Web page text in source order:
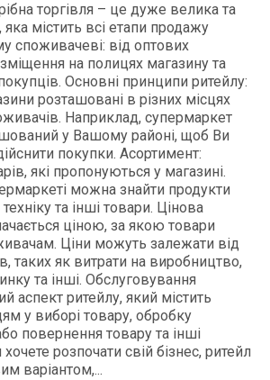
торгівля – це дуже велика та
містить всі етапи продажу
споживачеві: від оптових
на полицях магазину та
Основні принципи ритейлу:
розташовані в різних місцях
Наприклад, супермаркет
у Вашому районі, щоб Ви
покупки. Асортимент:
які пропонуються у магазині.
можна знайти продукти
та інші товари. Цінова
ціною, за якою товари
Ціни можуть залежати від
таких як витрати на виробництво,
та інші. Обслуговування
аспект ритейлу, який містить
у виборі товару, обробку
повернення товару та інші
розпочати свій бізнес, ритейл
варіантом,...